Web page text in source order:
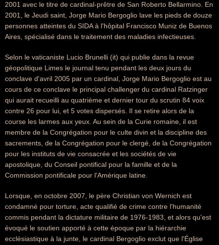
2001 avec le titre de cardinal-prêtre de San Roberto Bellarmino. En
2001, le Jeudi saint, Jorge Mario Bergoglio lave les pieds de douze
personnes atteintes du SIDA à l'hôpital Francisco Muniz de Buenos
Aires, spécialisé dans le traitement des maladies infectieuses.
Selon le vaticaniste Lucio Brunelli (it) qui publie dans la revue
géopolitique Limes le journal tenu pendant les deux jours du
conclave d'avril 2005 par un cardinal, Jorge Mario Bergoglio est au
cours de ce conclave le principal challenger du cardinal Ratzinger
qui aurait recueilli au quatrième et dernier tour du scrutin 84 voix
contre 26 pour lui, et 5 votes dispersés. Il se retire alors de la
course les larmes aux yeux. Au sein de la Curie romaine, il est
membre de la Congrégation pour le culte divin et la discipline des
sacrements, de la Congrégation pour le clergé, de la Congrégation
pour les instituts de vie consacrée et les sociétés de vie
apostolique, du Conseil pontifical pour la famille et de la
Commission pontificale pour l'Amérique latine.
Lorsque, en octobre 2007, le père Christian von Wernich est
condamné pour torture, acte qualifié de crime contre l'humanité
commis pendant la dictature militaire de 1976-1983, et alors qu'est
évoqué le soutien apporté à cette époque par la hiérarchie
ecclésiastique à la junte, le cardinal Bergoglio exclut que l'Église